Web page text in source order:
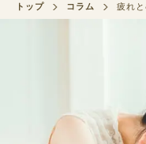
トップ コラム 疲れ